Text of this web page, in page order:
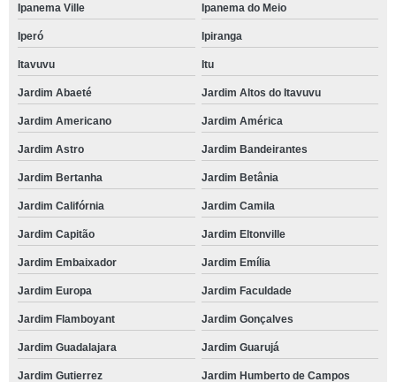
Ipanema Ville Ipanema do Meio
Iperó Ipiranga
Itavuvu Itu
Jardim Abaeté Jardim Altos do Itavuvu
Jardim Americano Jardim América
Jardim Astro Jardim Bandeirantes
Jardim Bertanha Jardim Betânia
Jardim Califórnia Jardim Camila
Jardim Capitão Jardim Eltonville
Jardim Embaixador Jardim Emília
Jardim Europa Jardim Faculdade
Jardim Flamboyant Jardim Gonçalves
Jardim Guadalajara Jardim Guarujá
Jardim Gutierrez Jardim Humberto de Campos